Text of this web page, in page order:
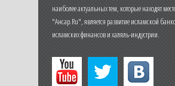
наиболее актуальных тем, которые находят
"Ансар.Ru", является развитие исламской
исламских финансов и халяль-индустрии.